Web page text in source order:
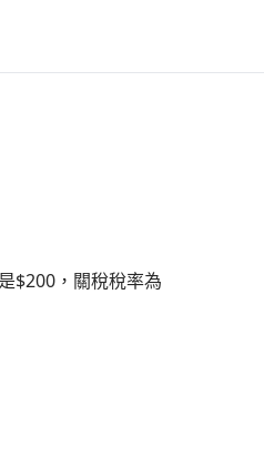
$200，關稅稅率為